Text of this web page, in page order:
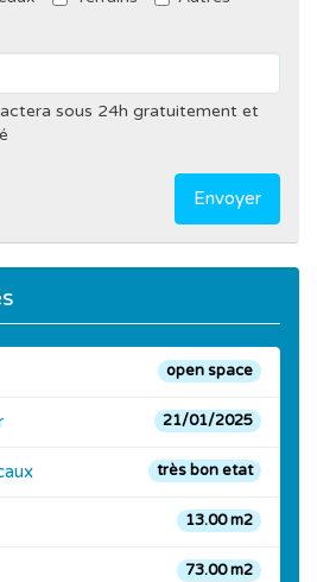
sous 24h gratuitement et
Envoyer
open space
21/01/2025
très bon etat
13.00 m2
73.00 m2